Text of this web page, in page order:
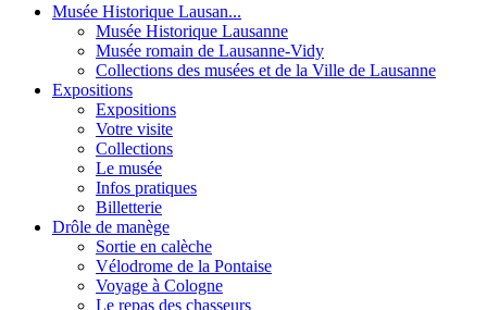
Musée Historique Lausan...
Musée Historique Lausanne
Musée romain de Lausanne-Vidy
Collections des musées et de la Ville de Lausanne
Expositions
Expositions
Votre visite
Collections
Le musée
Infos pratiques
Billetterie
Drôle de manège
Sortie en calèche
Vélodrome de la Pontaise
Voyage à Cologne
Le repas des chasseurs